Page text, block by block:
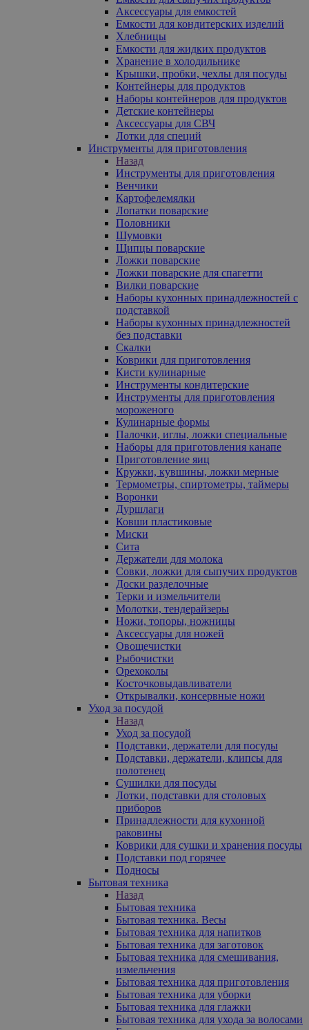
Аксессуары для емкостей
Емкости для кондитерских изделий
Хлебницы
Емкости для жидких продуктов
Хранение в холодильнике
Крышки, пробки, чехлы для посуды
Контейнеры для продуктов
Наборы контейнеров для продуктов
Детские контейнеры
Аксессуары для СВЧ
Лотки для специй
Инструменты для приготовления
Назад
Инструменты для приготовления
Венчики
Картофелемялки
Лопатки поварские
Половники
Шумовки
Щипцы поварские
Ложки поварские
Ложки поварские для спагетти
Вилки поварские
Наборы кухонных принадлежностей с
подставкой
Наборы кухонных принадлежностей
без подставки
Скалки
Коврики для приготовления
Кисти кулинарные
Инструменты кондитерские
Инструменты для приготовления
мороженого
Кулинарные формы
Палочки, иглы, ложки специальные
Наборы для приготовления канапе
Приготовление яиц
Кружки, кувшины, ложки мерные
Термометры, спиртометры, таймеры
Воронки
Дуршлаги
Ковши пластиковые
Миски
Сита
Держатели для молока
Совки, ложки для сыпучих продуктов
Доски разделочные
Терки и измельчители
Молотки, тендерайзеры
Ножи, топоры, ножницы
Аксессуары для ножей
Овощечистки
Рыбочистки
Орехоколы
Косточковыдавливатели
Открывалки, консервные ножи
Уход за посудой
Назад
Уход за посудой
Подставки, держатели для посуды
Подставки, держатели, клипсы для
полотенец
Сушилки для посуды
Лотки, подставки для столовых
приборов
Принадлежности для кухонной
раковины
Коврики для сушки и хранения посуды
Подставки под горячее
Подносы
Бытовая техника
Назад
Бытовая техника
Бытовая техника. Весы
Бытовая техника для напитков
Бытовая техника для заготовок
Бытовая техника для смешивания,
измельчения
Бытовая техника для приготовления
Бытовая техника для уборки
Бытовая техника для глажки
Бытовая техника для ухода за волосами